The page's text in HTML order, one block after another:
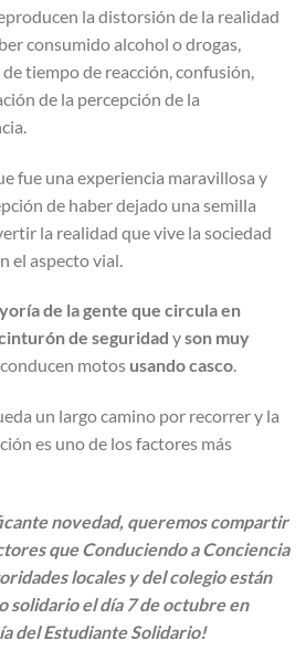
la distorsión de la realidad
consumido alcohol o drogas,
tiempo de reacción, confusión,
de la percepción de la
fue una experiencia maravillosa y
de haber dejado una semilla
la realidad que vive la sociedad
el aspecto vial.
de la gente que circula en
de seguridad yson muy
motos usando casco.
un largo camino por recorrer y la
es uno de los factores más
novedad, queremos compartir
que Conduciendo a Conciencia
locales y del colegio están
solidario el día 7 de octubre en
del Estudiante Solidario!